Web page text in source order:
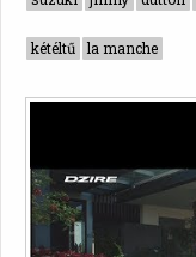
kétéltű
la manche